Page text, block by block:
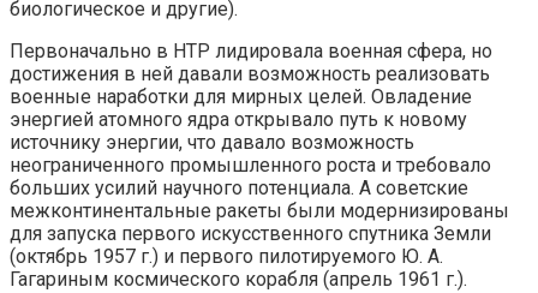
биологическое и другие).
Первоначально в НТР лидировала военная сфера, но
достижения в ней давали возможность реализовать
военные наработки для мирных целей. Овладение
энергией атомного ядра открывало путь к новому
источнику энергии, что давало возможность
неограниченного промышленного роста и требовало
больших усилий научного потенциала. А советские
межконтинентальные ракеты были модернизированы
для запуска первого искусственного спутника Земли
(октябрь 1957 г.) и первого пилотируемого Ю. А.
Гагариным космического корабля (апрель 1961 г.).